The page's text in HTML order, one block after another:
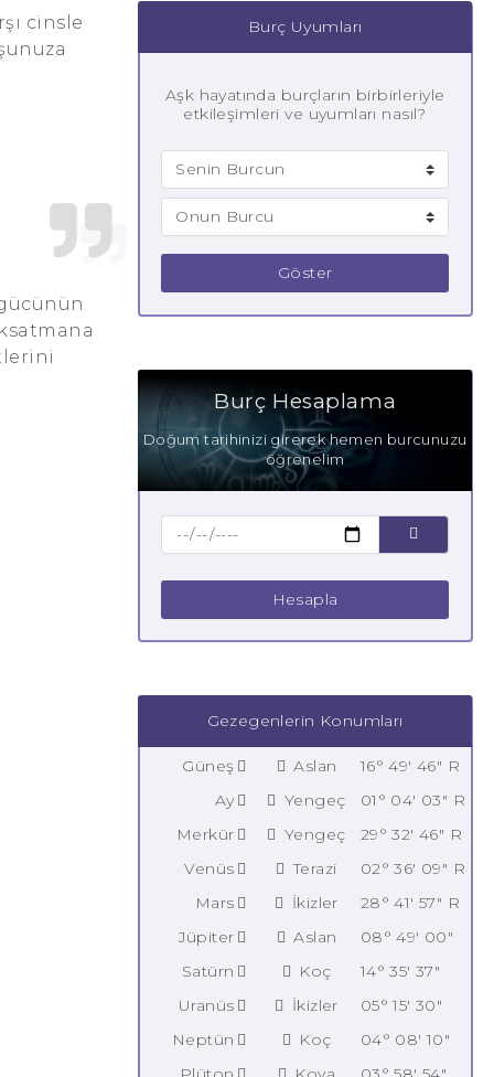
cinsle
Burç Uyumları
Aşk hayatında burçların birbirleriyle
etkileşimleri ve uyumları nasıl?
Göster
Burç Hesaplama
Doğum tarihinizi girerek hemen burcunuzu
öğrenelim
Hesapla
Gezegenlerin Konumları
Güneş Aslan
16° 49' 46" R
Ay
Yengeç
01° 04' 03" R
Merkür
Yengeç
29° 32' 46" R
Venüs
Terazi
02° 36' 09" R
Mars
İkizler
28° 41' 57" R
Jüpiter
Aslan
08° 49' 00"
Satürn
Koç
14° 35' 37"
Uranüs
İkizler
05° 15' 30"
Neptün
Koç
04° 08' 10"